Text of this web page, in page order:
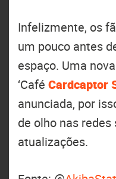
Infelizmente, os
um pouco antes
espaço. Uma
‘Café Cardcaptor
anunciada, por
de olho nas
atualizações.